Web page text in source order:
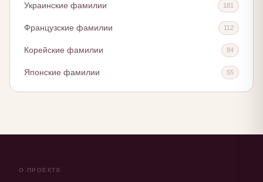
Украинские фамилии 181
Французские фамилии 112
Корейские фамилии 84
Японские фамилии 55
О ПРОЕКТЕ